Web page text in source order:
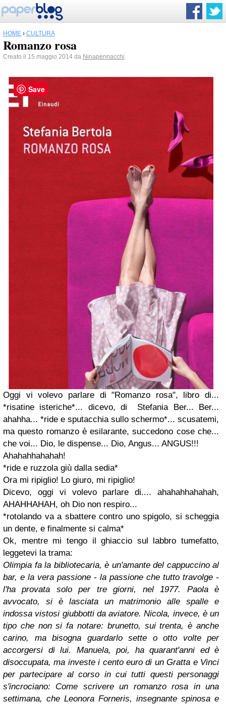
HOME › CULTURA
Romanzo rosa
Creato il 15 maggio 2014 da Ninapennacchi
Oggi vi volevo parlare di "Romanzo rosa", libro di...
*risatine isteriche*... dicevo, di Stefania Ber... Ber...
ahahha... *ride e sputacchia sullo schermo*... scusatemi,
ma questo romanzo è esilarante, succedono cose che...
che voi... Dio, le dispense... Dio, Angus... ANGUS!!!
Ahahahhahahah!
*ride e ruzzola giù dalla sedia*
Ora mi ripiglio! Lo giuro, mi ripiglio!
Dicevo, oggi vi volevo parlare di.... ahahahhahahah,
AHAHHAHAH, oh Dio non respiro...
*rotolando va a sbattere contro uno spigolo, si scheggia
un dente, e finalmente si calma*
Ok, mentre mi tengo il ghiaccio sul labbro tumefatto,
leggetevi la trama:
Olimpia fa la bibliotecaria, è un'amante del cappuccino al
bar, e la vera passione - la passione che tutto travolge -
l'ha provata solo per tre giorni, nel 1977. Paola è
avvocato, si è lasciata un matrimonio alle spalle e
indossa vistosi giubbotti da aviatore. Nicola, invece, è un
tipo che non si fa notare: brunetto, sui trenta, è anche
carino, ma bisogna guardarlo sette o otto volte per
accorgersi di lui. Manuela, poi, ha quarant'anni ed è
disoccupata, ma investe i cento euro di un Gratta e Vinci
per partecipare al corso in cui tutti questi personaggi
s'incrociano: Come scrivere un romanzo rosa in una
settimana, che Leonora Forneris, insegnante spinosa e
Save